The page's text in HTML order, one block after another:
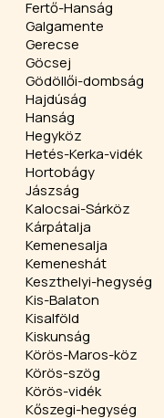
Fertő-Hanság
Galgamente
Gerecse
Göcsej
Gödöllői-dombság
Hajdúság
Hanság
Hegyköz
Hetés-Kerka-vidék
Hortobágy
Jászság
Kalocsai-Sárköz
Kárpátalja
Kemenesalja
Kemeneshát
Keszthelyi-hegység
Kis-Balaton
Kisalföld
Kiskunság
Körös-Maros-köz
Körös-szög
Körös-vidék
Kőszegi-hegység